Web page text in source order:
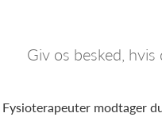
Giv os besked,
modtager